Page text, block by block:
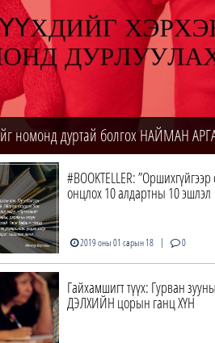
номонд дуртай болгох НАЙМАН
#BOOKTELLER:
онцлох 10 алдартны 10 эшлэл
2019 оны 01 сарын 18 | 0
Гайхамшигт түүх: Гурван
ДЭЛХИЙН цорын ганц ХҮН